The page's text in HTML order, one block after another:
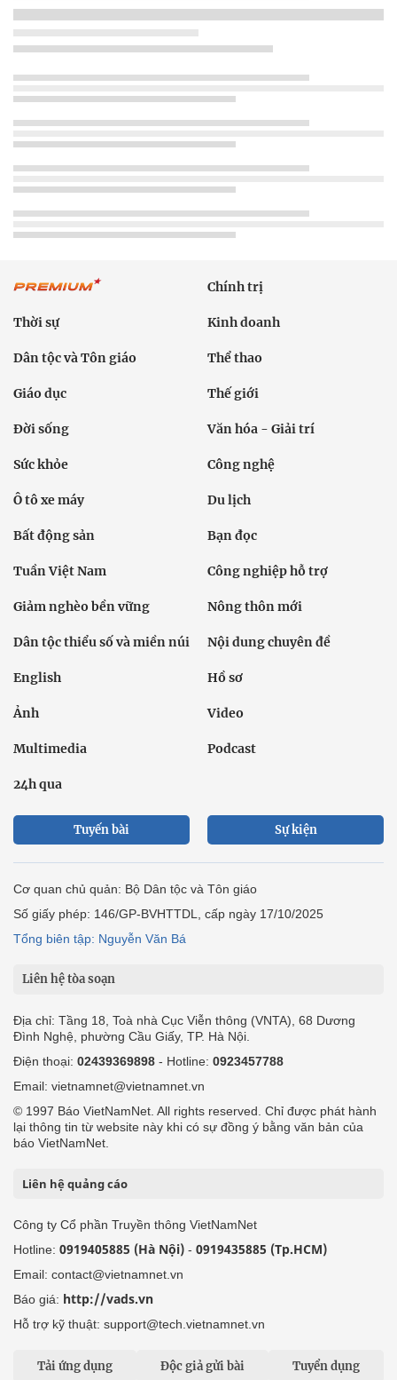
Chính trị
Thời sự Kinh doanh
Dân tộc và Tôn giáo Thể thao
Giáo dục Thế giới
Đời sống Văn hóa - Giải trí
Sức khỏe Công nghệ
Ô tô xe máy Du lịch
Bất động sản Bạn đọc
Tuần Việt Nam Công nghiệp hỗ trợ
Giảm nghèo bền vững Nông thôn mới
Dân tộc thiểu số và miền núi Nội dung chuyên đề
English Hồ sơ
Ảnh Video
Multimedia Podcast
24h qua
Tuyến bài Sự kiện
Cơ quan chủ quản: Bộ Dân tộc và Tôn giáo
Số giấy phép: 146/GP-BVHTTDL, cấp ngày 17/10/2025
Tổng biên tập: Nguyễn Văn Bá
Liên hệ tòa soạn
Địa chỉ: Tầng 18, Toà nhà Cục Viễn thông (VNTA), 68 Dương
Đình Nghệ, phường Cầu Giấy, TP. Hà Nội.
Điện thoại: 02439369898 - Hotline: 0923457788
Email: vietnamnet@vietnamnet.vn
© 1997 Báo VietNamNet. All rights reserved. Chỉ được phát hành
lại thông tin từ website này khi có sự đồng ý bằng văn bản của
báo VietNamNet.
Liên hệ quảng cáo
Công ty Cổ phần Truyền thông VietNamNet
Hotline: 0919405885 (Hà Nội) - 0919435885 (Tp.HCM)
Email: contact@vietnamnet.vn
Báo giá: http://vads.vn
Hỗ trợ kỹ thuật: support@tech.vietnamnet.vn
Tải ứng dụng Độc giả gửi bài Tuyển dụng